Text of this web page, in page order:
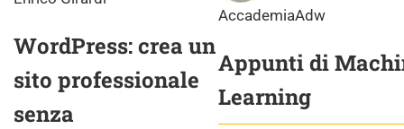
WordPress: crea un
sito professionale
senza
AccademiaAdw
Appunti di
Learning